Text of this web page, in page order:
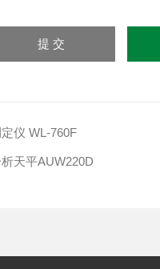
仪 WL-760F
天平AUW220D